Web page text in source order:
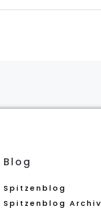
Blog
Spitzenblog
Spitzenblog Archiv